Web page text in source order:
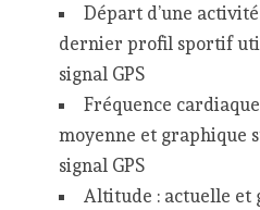
Départ d’une
dernier profil sportif
signal GPS
Fréquence
moyenne et graphique
signal GPS
Altitude : actuelle et